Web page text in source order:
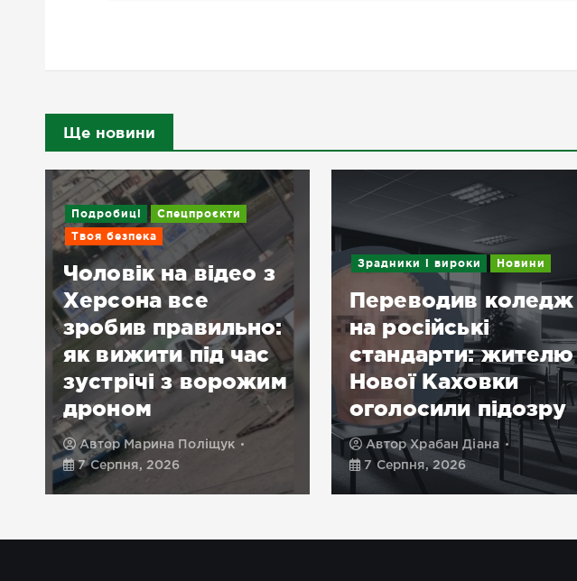
Ще новини
Подробиці
Спецпроєкти
Твоя безпека
Чоловік на відео з
Херсона все
зробив правильно:
як вижити під час
зустрічі з ворожим
дроном
Автор Марина Поліщук
7 Серпня, 2026
Зрадники і вироки Новини
Переводив коледж
на російські
стандарти: жителю
Нової Каховки
оголосили підозру
АвторХрабан Діана
7 Серпня, 2026